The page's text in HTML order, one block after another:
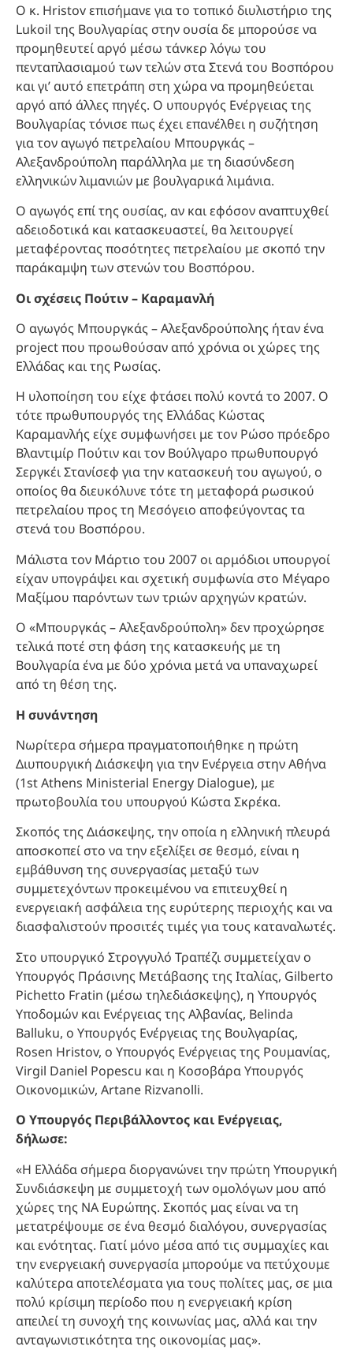
Ο κ. Hristov επισήμανε για το τοπικό διυλιστήριο της
Lukoil της Βουλγαρίας στην ουσία δε μπορούσε να
προμηθευτεί αργό μέσω τάνκερ λόγω του
πενταπλασιαμού των τελών στα Στενά του Βοσπόρου
και γι’ αυτό επετράπη στη χώρα να προμηθεύεται
αργό από άλλες πηγές. Ο υπουργός Ενέργειας της
Βουλγαρίας τόνισε πως έχει επανέλθει η συζήτηση
για τον αγωγό πετρελαίου Μπουργκάς –
Αλεξανδρούπολη παράλληλα με τη διασύνδεση
ελληνικών λιμανιών με βουλγαρικά λιμάνια.
Ο αγωγός επί της ουσίας, αν και εφόσον αναπτυχθεί
αδειοδοτικά και κατασκευαστεί, θα λειτουργεί
μεταφέροντας ποσότητες πετρελαίου με σκοπό την
παράκαμψη των στενών του Βοσπόρου.
Οι σχέσεις Πούτιν – Καραμανλή
Ο αγωγός Μπουργκάς – Αλεξανδρούπολης ήταν ένα
project που προωθούσαν από χρόνια οι χώρες της
Ελλάδας και της Ρωσίας.
Η υλοποίηση του είχε φτάσει πολύ κοντά το 2007. Ο
τότε πρωθυπουργός της Ελλάδας Κώστας
Καραμανλής είχε συμφωνήσει με τον Ρώσο πρόεδρο
Βλαντιμίρ Πούτιν και τον Βούλγαρο πρωθυπουργό
Σεργκέι Στανίσεφ για την κατασκευή του αγωγού, ο
οποίος θα διευκόλυνε τότε τη μεταφορά ρωσικού
πετρελαίου προς τη Μεσόγειο αποφεύγοντας τα
στενά του Βοσπόρου.
Μάλιστα τον Μάρτιο του 2007 οι αρμόδιοι υπουργοί
είχαν υπογράψει και σχετική συμφωνία στο Μέγαρο
Μαξίμου παρόντων των τριών αρχηγών κρατών.
Ο «Μπουργκάς – Αλεξανδρούπολη» δεν προχώρησε
τελικά ποτέ στη φάση της κατασκευής με τη
Βουλγαρία ένα με δύο χρόνια μετά να υπαναχωρεί
από τη θέση της.
Η συνάντηση
Νωρίτερα σήμερα πραγματοποιήθηκε η πρώτη
Διυπουργική Διάσκεψη για την Ενέργεια στην Αθήνα
(1st Athens Ministerial Energy Dialogue), με
πρωτοβουλία του υπουργού Κώστα Σκρέκα.
Σκοπός της Διάσκεψης, την οποία η ελληνική πλευρά
αποσκοπεί στο να την εξελίξει σε θεσμό, είναι η
εμβάθυνση της συνεργασίας μεταξύ των
συμμετεχόντων προκειμένου να επιτευχθεί η
ενεργειακή ασφάλεια της ευρύτερης περιοχής και να
διασφαλιστούν προσιτές τιμές για τους καταναλωτές.
Στο υπουργικό Στρογγυλό Τραπέζι συμμετείχαν ο
Υπουργός Πράσινης Μετάβασης της Ιταλίας, Gilberto
Pichetto Fratin (μέσω τηλεδιάσκεψης), η Υπουργός
Υποδομών και Ενέργειας της Αλβανίας, Belinda
Balluku, ο Υπουργός Ενέργειας της Βουλγαρίας,
Rosen Hristov, ο Υπουργός Ενέργειας της Ρουμανίας,
Virgil Daniel Popescu και η Κοσοβάρα Υπουργός
Οικονομικών, Artane Rizvanolli.
Ο Υπουργός Περιβάλλοντος και Ενέργειας,
δήλωσε:
«Η Ελλάδα σήμερα διοργανώνει την πρώτη Υπουργική
Συνδιάσκεψη με συμμετοχή των ομολόγων μου από
χώρες της ΝΑ Ευρώπης. Σκοπός μας είναι να τη
μετατρέψουμε σε ένα θεσμό διαλόγου, συνεργασίας
και ενότητας. Γιατί μόνο μέσα από τις συμμαχίες και
την ενεργειακή συνεργασία μπορούμε να πετύχουμε
καλύτερα αποτελέσματα για τους πολίτες μας, σε μια
πολύ κρίσιμη περίοδο που η ενεργειακή κρίση
απειλεί τη συνοχή της κοινωνίας μας, αλλά και την
ανταγωνιστικότητα της οικονομίας μας».